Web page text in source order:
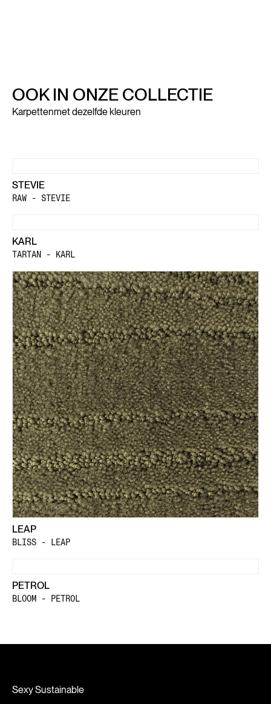
OOK IN ONZE COLLECTIE
Karpettenmet dezelfde kleuren
STEVIE
RAW - STEVIE
KARL
TARTAN - KARL
LEAP
BLISS - LEAP
PETROL
BLOOM - PETROL
Sexy Sustainable